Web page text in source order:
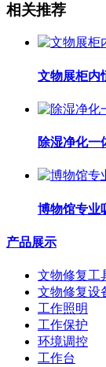
相关推荐
文物展柜内
除湿净化一
博物馆专业
产品展示
文物修复工
文物修复设
工作照明
工作保护
环境调控
工作台